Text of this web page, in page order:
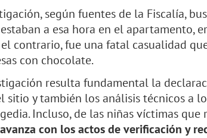
según fuentes de la Fiscalía,
a esa hora en el apartamento,
el contrario, fue una fatal casualidad
con chocolate.
resulta fundamental la
sitio y también los análisis técnicos a
Incluso, de las niñas víctimas que
con los actos de verificación y